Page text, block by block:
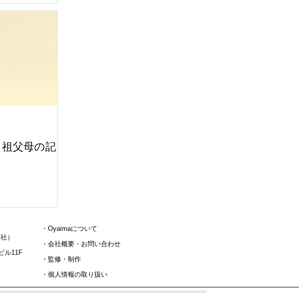
父母の記
）
ル11F
・ Oyaimaについて
・ 会社概要・お問い合わせ
​・監修・制作
​・ 個人情報の取り扱い